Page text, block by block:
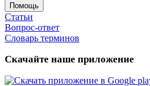
Помощь
Статьи
Вопрос-ответ
Словарь терминов
Скачайте наше приложение